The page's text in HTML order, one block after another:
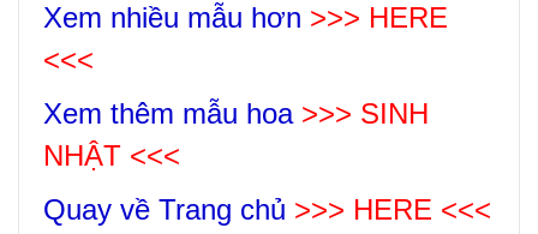
Xem nhiều mẫu hơn >>> HERE
<<<
Xem thêm mẫu hoa >>> SINH
NHẬT <<<
Quay về Trang chủ >>> HERE <<<